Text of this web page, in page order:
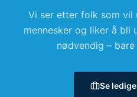
Vi ser etter folk som vil
mennesker og liker å bli
nødvendig –
Se